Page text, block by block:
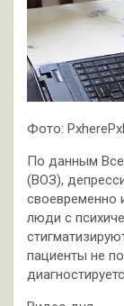
Фото:
По данным
(ВОЗ),
своевременно
люди с
пациенты не